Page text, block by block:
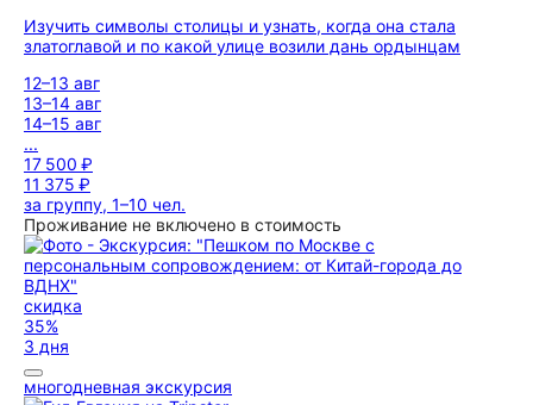
Изучить символы столицы и узнать, когда она стала
златоглавой и по какой улице возили дань ордынцам
12–13 авг
13–14 авг
14–15 авг
...
17 500 ₽
11 375 ₽
за группу, 1–10 чел.
Проживание не включено в стоимость
скидка
35%
3 дня
многодневная экскурсия